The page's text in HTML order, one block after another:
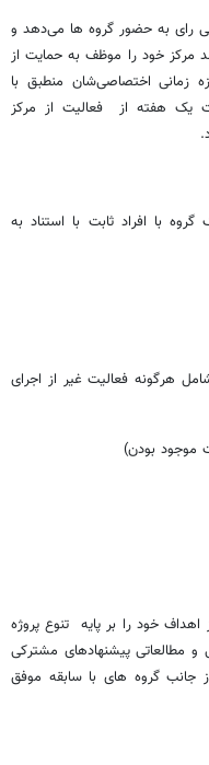
رای به حضور گروه ها می‌دهد و
مرکز خود را موظف به حمایت از
زمانی اختصاصی‌شان منطبق با
یک هفته از فعالیت از مرکز
با افراد ثابت با استناد به
هرگونه فعالیت غیر از اجرای
خود را بر پایه تنوع پروژه
و مطالعاتی پیشنهادهای مشترکی
جانب گروه های با سابقه موفق